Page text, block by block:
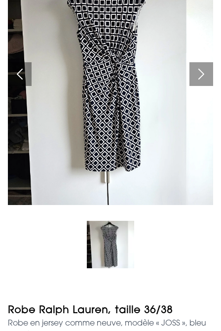
Robe Ralph Lauren, taille 36/38
Robe en jersey comme neuve, modèle « JOSS », bleu